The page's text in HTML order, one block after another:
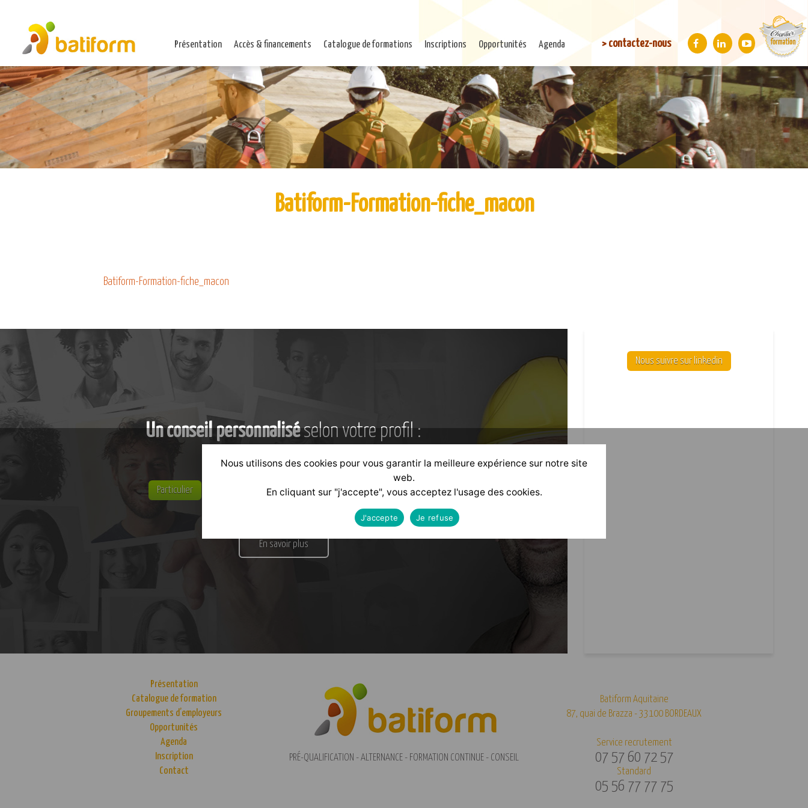
Présentation Accès & financements Catalogue de formations Inscriptions Opportunités Agenda > contactez-nous
Batiform-Formation-fiche_macon
Batiform-Formation-fiche_macon
Un conseil personnaliséselon votre profil :
Particulier Formateur Financeur
En savoir plus
Nous suivre sur linkedin
Présentation
Catalogue de formation
Groupements d’employeurs
Opportunités
Agenda
Inscription
Contact
PRÉ-QUALIFICATION - ALTERNANCE - FORMATION CONTINUE - CONSEIL
Batiform Aquitaine
87, quai de Brazza - 33100 BORDEAUX
Service recrutement
07 57 60 72 57
Standard
05 56 77 77 75
Nous utilisons des cookies pour vous garantir la meilleure expérience sur notre site
web.
En cliquant sur "j'accepte", vous acceptez l'usage des cookies.
J'accepte Je refuse